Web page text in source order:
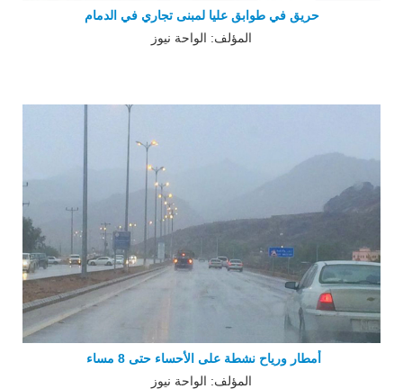
حريق في طوابق عليا لمبنى تجاري في الدمام
المؤلف: الواحة نيوز
أمطار ورياح نشطة على الأحساء حتى 8 مساء
المؤلف: الواحة نيوز